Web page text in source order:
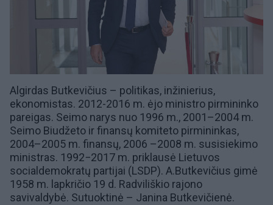
Algirdas Butkevičius – politikas, inžinierius,
ekonomistas. 2012-2016 m. ėjo ministro pirmininko
pareigas. Seimo narys nuo 1996 m., 2001–2004 m.
Seimo Biudžeto ir finansų komiteto pirmininkas,
2004–2005 m. finansų, 2006 –2008 m. susisiekimo
ministras. 1992−2017 m. priklausė Lietuvos
socialdemokratų partijai (LSDP). A.Butkevičius gimė
1958 m. lapkričio 19 d. Radviliškio rajono
savivaldybė. Sutuoktinė – Janina Butkevičienė.